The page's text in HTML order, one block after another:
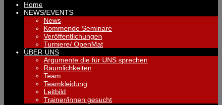
Home
NEWS/EVENTS
News
Kommende Seminare
Veröffentlichungen
Turniere/ OpenMat
ÜBER UNS
Argumente die für UNS sprechen
Räumlichkeiten
Team
Teamkleidung
Leitbild
Trainer/innen gesucht